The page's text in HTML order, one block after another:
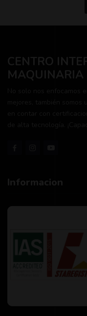
CENTRO
MAQUINARIA
Informacion